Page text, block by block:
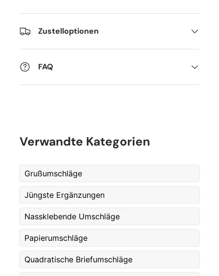
Etternavn *
Zustelloptionen
FAQ
Verwandte Kategorien
Grußumschläge
Jüngste Ergänzungen
Nassklebende Umschläge
Papierumschläge
Quadratische Briefumschläge